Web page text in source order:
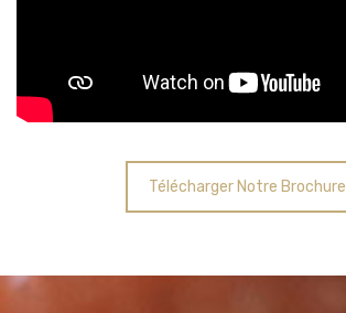
Télécharger Notre Brochure